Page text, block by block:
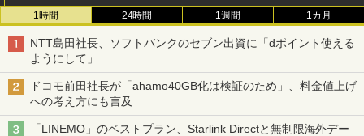
1時間 24時間 1週間 1カ月
NTT島田社長、ソフトバンクのセブン出資に「dポイント使える
ようにして」
ドコモ前田社長が「ahamo40GB化は検証のため」、料金値上げ
への考え方にも言及
「LINEMO」のベストプラン、Starlink Directと無制限海外デー